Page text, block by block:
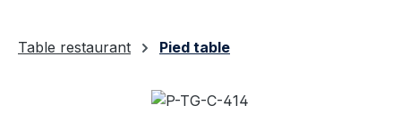
Table restaurant
Pied table